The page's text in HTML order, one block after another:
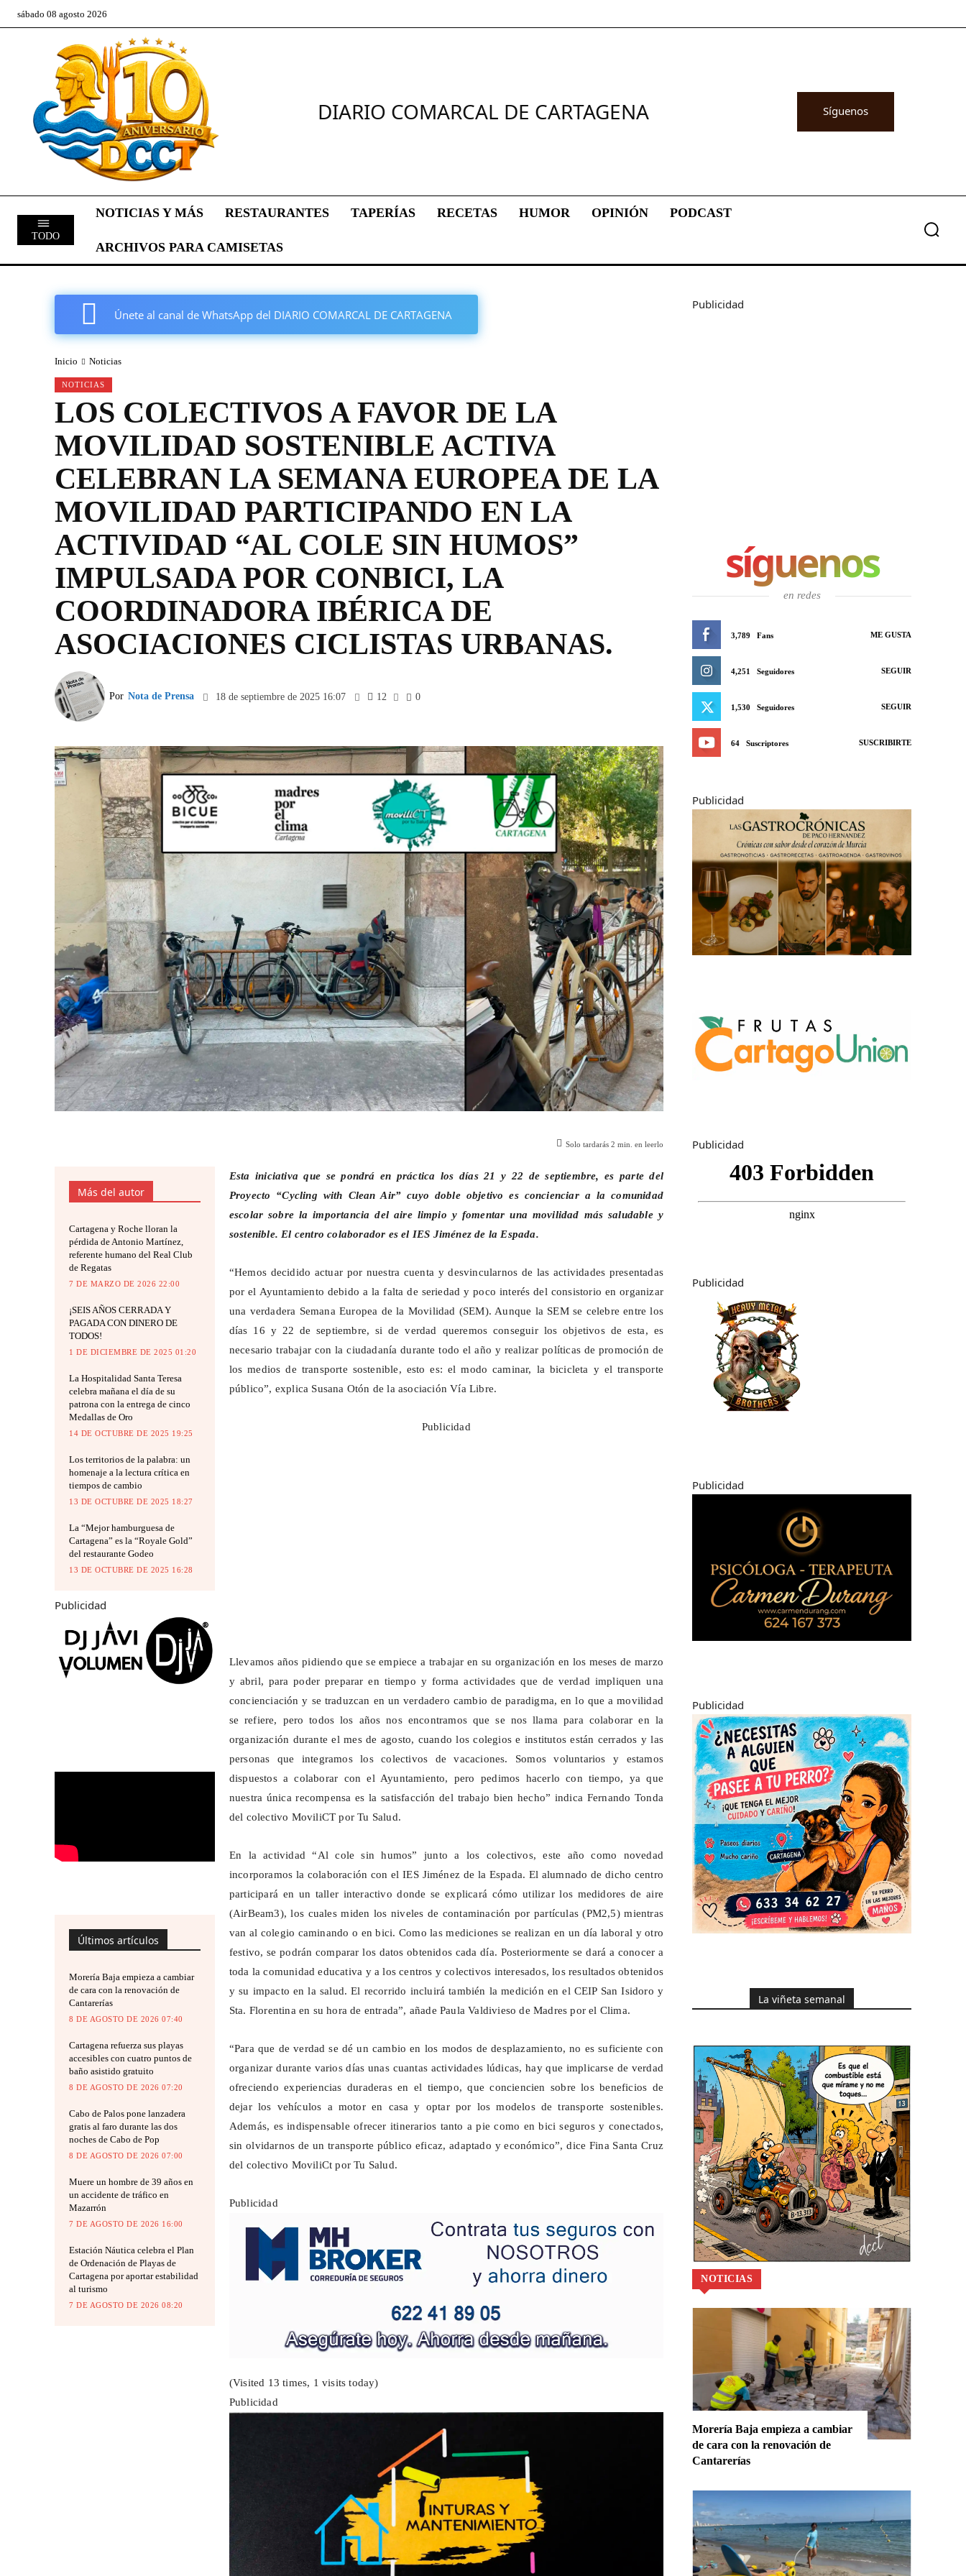
sábado 08 agosto 2026
DIARIO COMARCAL DE CARTAGENA Síguenos
TODO
NOTICIAS Y MÁS RESTAURANTES TAPERÍAS RECETAS HUMOR OPINIÓN PODCAST
ARCHIVOS PARA CAMISETAS
Únete al canal de WhatsApp del DIARIO COMARCAL DE CARTAGENA
Inicio Noticias
NOTICIAS
LOS COLECTIVOS A FAVOR DE LA
MOVILIDAD SOSTENIBLE ACTIVA
CELEBRAN LA SEMANA EUROPEA DE LA
MOVILIDAD PARTICIPANDO EN LA
ACTIVIDAD “AL COLE SIN HUMOS”
IMPULSADA POR CONBICI, LA
COORDINADORA IBÉRICA DE
ASOCIACIONES CICLISTAS URBANAS.
Por Nota de Prensa 18 de septiembre de 2025 16:07 12 0
Solo tardarás2 min. en leerlo
Más del autor
Cartagena y Roche lloran la
pérdida de Antonio Martínez,
referente humano del Real Club
de Regatas
7 DE MARZO DE 2026 22:00
¡SEIS AÑOS CERRADA Y
PAGADA CON DINERO DE
TODOS!
1 DE DICIEMBRE DE 2025 01:20
La Hospitalidad Santa Teresa
celebra mañana el día de su
patrona con la entrega de cinco
Medallas de Oro
14 DE OCTUBRE DE 2025 19:25
Los territorios de la palabra: un
homenaje a la lectura crítica en
tiempos de cambio
13 DE OCTUBRE DE 2025 18:27
La “Mejor hamburguesa de
Cartagena” es la “Royale Gold”
del restaurante Godeo
13 DE OCTUBRE DE 2025 16:28
Publicidad
Últimos artículos
Morería Baja empieza a cambiar
de cara con la renovación de
Cantarerías
8 DE AGOSTO DE 2026 07:40
Cartagena refuerza sus playas
accesibles con cuatro puntos de
baño asistido gratuito
8 DE AGOSTO DE 2026 07:20
Cabo de Palos pone lanzadera
gratis al faro durante las dos
noches de Cabo de Pop
8 DE AGOSTO DE 2026 07:00
Muere un hombre de 39 años en
un accidente de tráfico en
Mazarrón
7 DE AGOSTO DE 2026 16:00
Estación Náutica celebra el Plan
de Ordenación de Playas de
Cartagena por aportar estabilidad
al turismo
7 DE AGOSTO DE 2026 08:20
Esta iniciativa que se pondrá en práctica los días 21 y 22 de septiembre, es parte del
Proyecto “Cycling with Clean Air” cuyo doble objetivo es concienciar a la comunidad
escolar sobre la importancia del aire limpio y fomentar una movilidad más saludable y
sostenible. El centro colaborador es el IES Jiménez de la Espada.
“Hemos decidido actuar por nuestra cuenta y desvincularnos de las actividades presentadas
por el Ayuntamiento debido a la falta de seriedad y poco interés del consistorio en organizar
una verdadera Semana Europea de la Movilidad (SEM). Aunque la SEM se celebre entre los
días 16 y 22 de septiembre, si de verdad queremos conseguir los objetivos de esta, es
necesario trabajar con la ciudadanía durante todo el año y realizar políticas de promoción de
los medios de transporte sostenible, esto es: el modo caminar, la bicicleta y el transporte
público”, explica Susana Otón de la asociación Vía Libre.
Publicidad
Llevamos años pidiendo que se empiece a trabajar en su organización en los meses de marzo
y abril, para poder preparar en tiempo y forma actividades que de verdad impliquen una
concienciación y se traduzcan en un verdadero cambio de paradigma, en lo que a movilidad
se refiere, pero todos los años nos encontramos que se nos llama para colaborar en la
organización durante el mes de agosto, cuando los colegios e institutos están cerrados y las
personas que integramos los colectivos de vacaciones. Somos voluntarios y estamos
dispuestos a colaborar con el Ayuntamiento, pero pedimos hacerlo con tiempo, ya que
nuestra única recompensa es la satisfacción del trabajo bien hecho” indica FernandoTonda
del colectivo MoviliCT por Tu Salud.
En la actividad “Al cole sin humos” junto a los colectivos, este año como novedad
incorporamos la colaboración con el IES Jiménez de la Espada. El alumnado de dicho centro
participará en un taller interactivo donde se explicará cómo utilizar los medidores de aire
(AirBeam3), los cuales miden los niveles de contaminación por partículas (PM2,5) mientras
van al colegio caminando o en bici. Como las mediciones se realizan en un día laboral y otro
festivo, se podrán comparar los datos obtenidos cada día. Posteriormente se dará a conocer a
toda la comunidad educativa y a los centros y colectivos interesados, los resultados obtenidos
y su impacto en la salud. El recorrido incluirá también la medición en el CEIP San Isidoro y
Sta. Florentina en su hora de entrada”, añade Paula Valdivieso de Madres por el Clima.
“Para que de verdad se dé un cambio en los modos de desplazamiento, no es suficiente con
organizar durante varios días unas cuantas actividades lúdicas, hay que implicarse de verdad
ofreciendo experiencias duraderas en el tiempo, que conciencien sobre los beneficios de
dejar los vehículos a motor en casa y optar por los modelos de transporte sostenibles.
Además, es indispensable ofrecer itinerarios tanto a pie como en bici seguros y conectados,
sin olvidarnos de un transporte público eficaz, adaptado y económico”, dice Fina Santa Cruz
del colectivo MoviliCt por Tu Salud.
Publicidad
(Visited 13 times, 1 visits today)
Publicidad
Publicidad
síguenos
en redes
3,789 Fans ME GUSTA
4,251 Seguidores SEGUIR
1,530 Seguidores SEGUIR
64 Suscriptores SUSCRIBIRTE
Publicidad
Publicidad
Publicidad
Publicidad
Publicidad
La viñeta semanal
NOTICIAS
Morería Baja empieza a cambiar
de cara con la renovación de
Cantarerías